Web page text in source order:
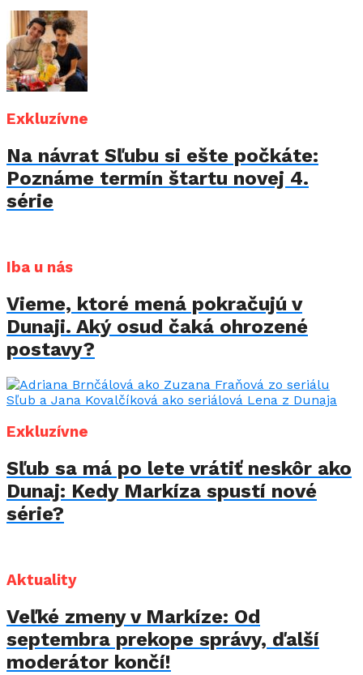
Exkluzívne
Na návrat Sľubu si ešte počkáte:
Poznáme termín štartu novej 4.
série
Iba u nás
Vieme, ktoré mená pokračujú v
Dunaji. Aký osud čaká ohrozené
postavy?
Exkluzívne
Sľub sa má po lete vrátiť neskôr ako
Dunaj: Kedy Markíza spustí nové
série?
Aktuality
Veľké zmeny v Markíze: Od
septembra prekope správy, ďalší
moderátor končí!